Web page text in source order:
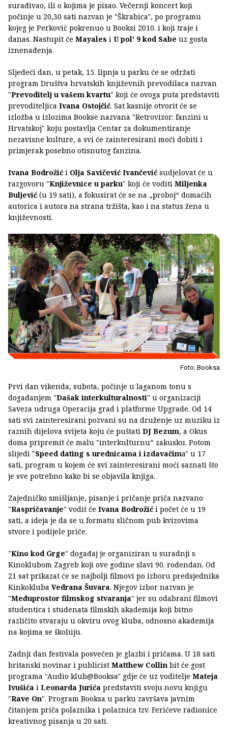
surađivao, ili o kojima je pisao. Večernji koncert koji
počinje u 20,30 sati nazvan je "Škrabica", po programu
kojeg je Perković pokrenuo u Booksi 2010. i koji traje i
danas. Nastupit će Mayales i U pol' 9 kod Sabe uz gosta
iznenađenja.
Sljedeći dan, u petak, 15. lipnja u parku će se održati
program Društva hrvatskih književnih prevodilaca nazvan
"Prevoditelj u vašem kvartu" koji će ovoga puta predstaviti
prevoditeljica Ivana Ostojčić. Sat kasnije otvorit će se
izložba u izlozima Bookse nazvana "Retrovizor: fanzini u
Hrvatskoj" koju postavlja Centar za dokumentiranje
nezavisne kulture, a svi će zainteresirani moći dobiti i
primjerak posebno otisnutog fanzina.
Ivana Bodrožić i Olja Savičević Ivančević sudjelovat će u
razgovoru "Književnice u parku" koji će voditi Miljenka
Buljević (u 19 sati), a fokusirat će se na „proboj“ domaćih
autorica i autora na strana tržišta, kao i na status žena u
književnosti.
Foto: Booksa
Prvi dan vikenda, subota, počinje u laganom tonu s
događanjem "Dašak interkulturalnosti" u organizaciji
Saveza udruga Operacija grad i platforme Upgrade. Od 14
sati svi zainteresirani pozvani su na druženje uz muziku iz
raznih dijelova svijeta koju će puštati DJ Bezum, a Okus
doma pripremit će malu "interkulturnu” zakusku. Potom
slijedi "Speed dating s urednicama i izdavačima" u 17
sati, program u kojem će svi zainteresirani moći saznati što
je sve potrebno kako bi se objavila knjiga.
Zajedničko smišljanje, pisanje i pričanje priča nazvano
"Raspričavanje" vodit će Ivana Bodrožić i počet će u 19
sati, a ideja je da se u formatu sličnom pub kvizovima
stvore i podijele priče.
"Kino kod Grge" događaj je organiziran u suradnji s
Kinoklubom Zagreb koji ove godine slavi 90. rođendan. Od
21 sat prikazat će se najbolji filmovi po izboru predsjednika
Kinkokluba Vedrana Šuvara. Njegov izbor nazvan je
"Međuprostor filmskog stvaranja" jer su odabrani filmovi
studentica i studenata filmskih akademija koji bitno
različito stvaraju u okviru ovog kluba, odnosno akademija
na kojima se školuju.
Zadnji dan festivala posvećen je glazbi i pričama. U 18 sati
britanski novinar i publicist Matthew Collin bit će gost
programa "Audio klub@Booksa" gdje će uz voditelje Mateja
Ivušića i Leonarda Jurića predstaviti svoju novu knjigu
"Rave On". Program Booksa u parku završava javnim
čitanjem priča polaznika i polaznica tzv. Ferićeve radionice
kreativnog pisanja u 20 sati.